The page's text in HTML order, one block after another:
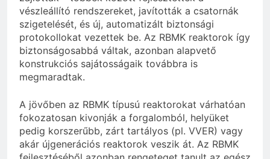
vészleállító rendszereket, javították a csatornák
szigetelését, és új, automatizált biztonsági
protokollokat vezettek be. Az RBMK reaktorok így
biztonságosabbá váltak, azonban alapvető
konstrukciós sajátosságaik továbbra is
megmaradtak.
A jövőben az RBMK típusú reaktorokat várhatóan
fokozatosan kivonják a forgalomból, helyüket
pedig korszerűbb, zárt tartályos (pl. VVER) vagy
akár újgenerációs reaktorok veszik át. Az RBMK